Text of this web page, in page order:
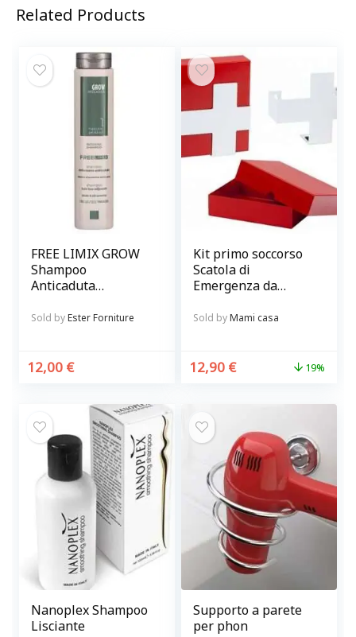
Related Products
FREE LIMIX GROW
Shampoo
Anticaduta
capelli
Sold byEster Forniture
12,00 €
Kit primo soccorso
Scatola di
Emergenza da
bianca
Sold byMami casa
12,90 € 19%
Nanoplex Shampoo
Lisciante
Supporto a parete
per phon